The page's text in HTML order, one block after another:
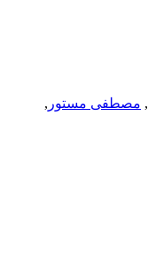
, مصطفی مستور ,